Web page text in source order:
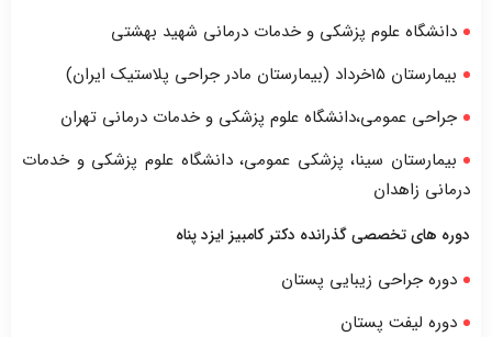
دانشگاه علوم پزشکی و خدمات درمانی شهید بهشتی
بیمارستان ۱۵خرداد (بیمارستان مادر جراحی پلاستیک ایران)
جراحی عمومی،دانشگاه علوم پزشکی و خدمات درمانی تهران
بیمارستان سینا، پزشکی عمومی، دانشگاه علوم پزشکی و خدمات
درمانی زاهدان
دوره های تخصصی گذرانده دکتر کامبیز ایزد پناه
دوره جراحی زیبایی پستان
دوره لیفت پستان